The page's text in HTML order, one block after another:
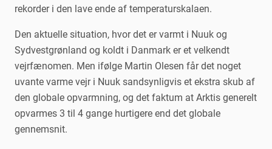
rekorder i den lave ende af temperaturskalaen.
Den aktuelle situation, hvor det er varmt i Nuuk og
Sydvestgrønland og koldt i Danmark er et velkendt
vejrfænomen. Men ifølge Martin Olesen får det noget
uvante varme vejr i Nuuk sandsynligvis et ekstra skub af
den globale opvarmning, og det faktum at Arktis generelt
opvarmes 3 til 4 gange hurtigere end det globale
gennemsnit.